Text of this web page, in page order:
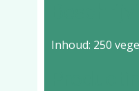
Inhoud: 250